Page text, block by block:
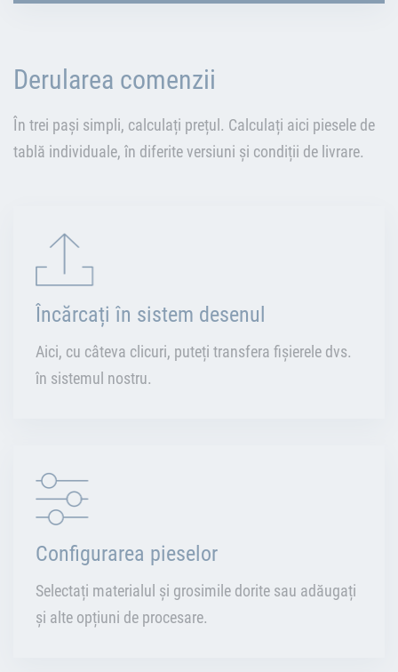
Derularea comenzii
În trei pași simpli, calculați prețul. Calculați aici piesele de
tablă individuale, în diferite versiuni și condiții de livrare.
Încărcați în sistem desenul
Aici, cu câteva clicuri, puteți transfera fișierele dvs.
în sistemul nostru.
Configurarea pieselor
Selectați materialul și grosimile dorite sau adăugați
și alte opțiuni de procesare.